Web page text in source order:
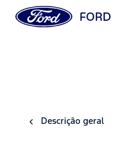
FORD
Descrição geral